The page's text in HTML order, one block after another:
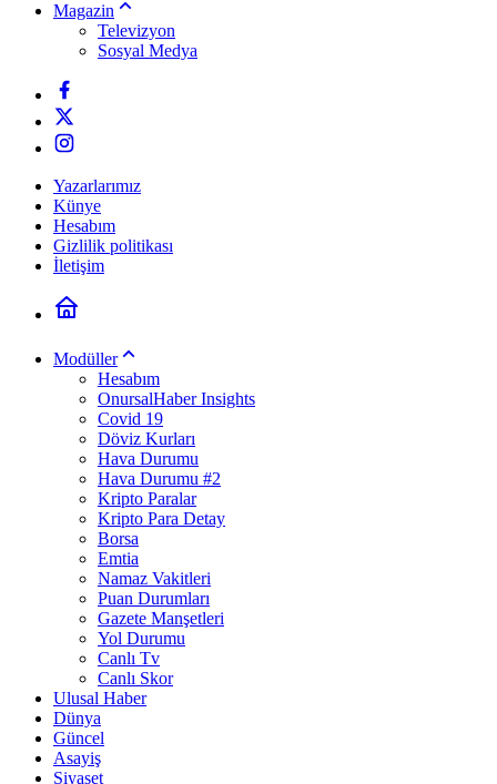
Magazin
Televizyon
Sosyal Medya
Yazarlarımız
Künye
Hesabım
Gizlilik politikası
İletişim
Modüller
Hesabım
OnursalHaber Insights
Covid 19
Döviz Kurları
Hava Durumu
Hava Durumu #2
Kripto Paralar
Kripto Para Detay
Borsa
Emtia
Namaz Vakitleri
Puan Durumları
Gazete Manşetleri
Yol Durumu
Canlı Tv
Canlı Skor
Ulusal Haber
Dünya
Güncel
Asayiş
Siyaset